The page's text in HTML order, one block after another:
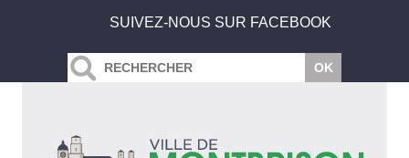
SUIVEZ-NOUS SUR FACEBOOK